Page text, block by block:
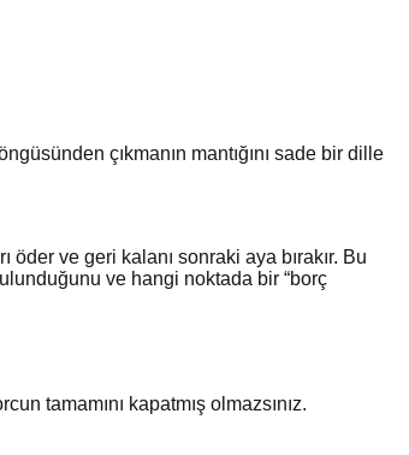
çıkmanın mantığını sade bir dille
öder ve geri kalanı sonraki aya bırakır. Bu
ve hangi noktada bir “borç
tamamını kapatmış olmazsınız.